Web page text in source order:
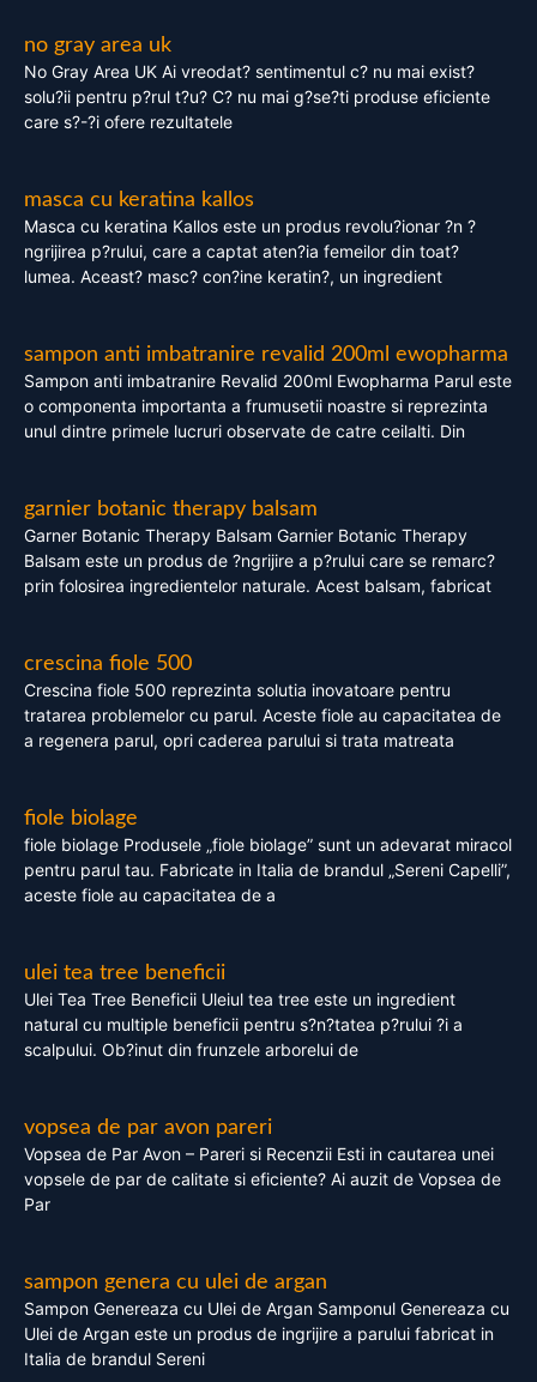
no gray area uk
No Gray Area UK Ai vreodat? sentimentul c? nu mai exist?
solu?ii pentru p?rul t?u? C? nu mai g?se?ti produse eficiente
care s?-?i ofere rezultatele
masca cu keratina kallos
Masca cu keratina Kallos este un produs revolu?ionar ?n ?
ngrijirea p?rului, care a captat aten?ia femeilor din toat?
lumea. Aceast? masc? con?ine keratin?, un ingredient
sampon anti imbatranire revalid 200ml ewopharma
Sampon anti imbatranire Revalid 200ml Ewopharma Parul este
o componenta importanta a frumusetii noastre si reprezinta
unul dintre primele lucruri observate de catre ceilalti. Din
garnier botanic therapy balsam
Garner Botanic Therapy Balsam Garnier Botanic Therapy
Balsam este un produs de ?ngrijire a p?rului care se remarc?
prin folosirea ingredientelor naturale. Acest balsam, fabricat
crescina fiole 500
Crescina fiole 500 reprezinta solutia inovatoare pentru
tratarea problemelor cu parul. Aceste fiole au capacitatea de
a regenera parul, opri caderea parului si trata matreata
fiole biolage
fiole biolage Produsele „fiole biolage” sunt un adevarat miracol
pentru parul tau. Fabricate in Italia de brandul „Sereni Capelli”,
aceste fiole au capacitatea de a
ulei tea tree beneficii
Ulei Tea Tree Beneficii Uleiul tea tree este un ingredient
natural cu multiple beneficii pentru s?n?tatea p?rului ?i a
scalpului. Ob?inut din frunzele arborelui de
vopsea de par avon pareri
Vopsea de Par Avon – Pareri si Recenzii Esti in cautarea unei
vopsele de par de calitate si eficiente? Ai auzit de Vopsea de
Par
sampon genera cu ulei de argan
Sampon Genereaza cu Ulei de Argan Samponul Genereaza cu
Ulei de Argan este un produs de ingrijire a parului fabricat in
Italia de brandul Sereni